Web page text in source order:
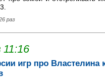
раз
11:16
игр про